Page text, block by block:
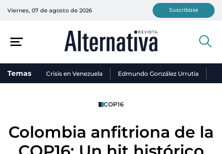
Viernes, 07 de agosto de 2026 Suscríbase
Temas Crisis en Venezuela Edmundo González Urrutia
COP16
Colombia anfitriona de la